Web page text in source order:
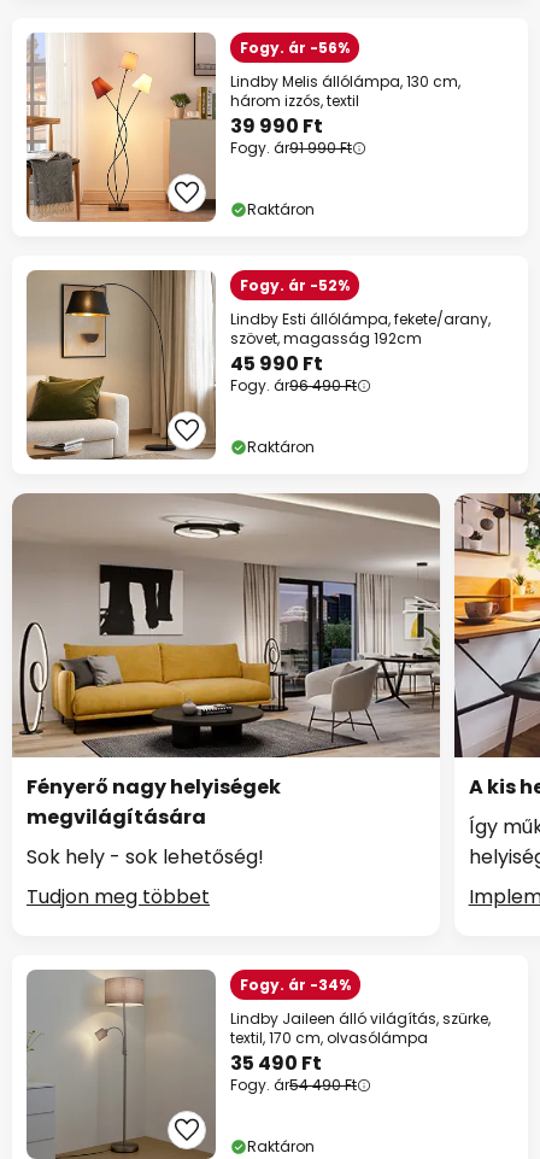
Fogy. ár -56%
Lindby Melis állólámpa, 130 cm,
három izzós, textil
39 990 Ft
Fogy. ár91 990 Ft
Raktáron
Fogy. ár -52%
Lindby Esti állólámpa, fekete/arany,
szövet, magasság 192cm
45 990 Ft
Fogy. ár96 490 Ft
Raktáron
Fényerő nagy helyiségek
megvilágítására
Sok hely - sok lehetőség!
Tudjon meg többet
A kis
Így
Fogy. ár -34%
Lindby Jaileen álló világítás, szürke,
textil, 170 cm, olvasólámpa
35 490 Ft
Fogy. ár54 490 Ft
Raktáron